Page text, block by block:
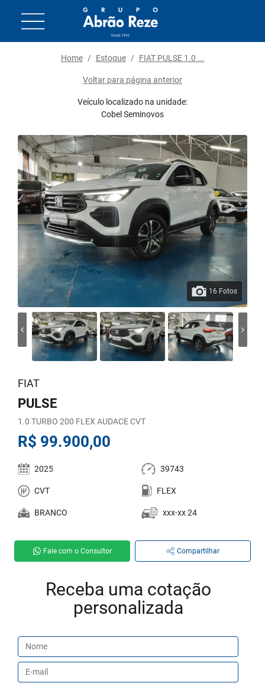
Home / Estoque / FIAT PULSE 1.0 ...
Voltar para página anterior
Veículo localizado na unidade:
Cobel Seminovos
16 Fotos
FIAT
PULSE
1.0 TURBO 200 FLEX AUDACE CVT
R$ 99.900,00
2025 39743
CVT FLEX
BRANCO xxx-xx 24
Fale com o Consultor Compartilhar
Receba uma cotação
personalizada